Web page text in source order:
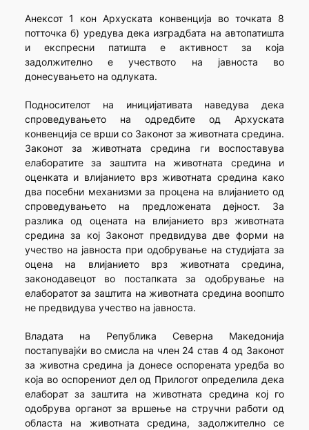
Анексот 1 кон Архуската конвенција во точката 8
потточка б) уредува дека изградбата на автопатишта
и експресни патишта е активност за која
задолжително е учеството на јавноста во
донесувањето на одлуката.
Подносителот на иницијативата наведува дека
спроведувањето на одредбите од Архуската
конвенција се врши со Законот за животната средина.
Законот за животната средина ги воспоставува
елаборатите за заштита на животната средина и
оценката и влијанието врз животната средина како
два посебни механизми за процена на влијанието од
спроведувањето на предложената дејност. За
разлика од оцената на влијанието врз животната
средина за кој Законот предвидува две форми на
учество на јавноста при одобрување на студијата за
оцена на влијанието врз животната средина,
законодавецот во постапката за одобрување на
елаборатот за заштита на животната средина воопшто
не предвидува учество на јавноста.
Владата на Република Северна Македонија
постапувајќи во смисла на член 24 став 4 од Законот
за животна средина ја донесе оспорената уредба во
која во оспорениот дел од Прилогот определила дека
елаборат за заштита на животната средина кој го
одобрува органот за вршење на стручни работи од
областа на животната средина, задолжително се